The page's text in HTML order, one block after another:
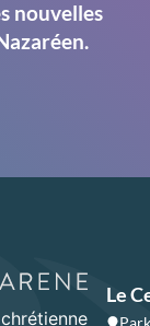
nouvelles
Le